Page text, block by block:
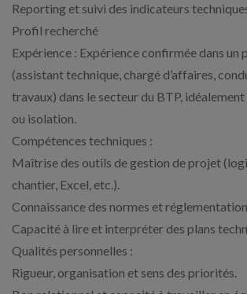
Reporting et suivi des indicateurs
Profil recherché
Expérience : Expérience confirmée dans un
(assistant technique, chargé d’affaires,
travaux) dans le secteur du BTP,
ou isolation.
Compétences techniques :
Maîtrise des outils de gestion de projet
chantier, Excel, etc.).
Connaissance des normes et
Capacité à lire et interpréter des plans
Qualités personnelles :
Rigueur, organisation et sens des priorités.